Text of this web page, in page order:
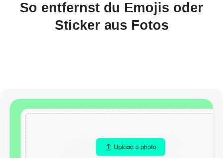
So entfernst du Emojis oder
Sticker aus Fotos